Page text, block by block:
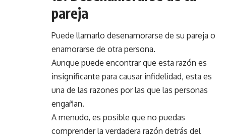
pareja
Puede llamarlo desenamorarse de su pareja o
enamorarse de otra persona.
Aunque puede encontrar que esta razón es
insignificante para causar infidelidad, esta es
una de las razones por las que las personas
engañan.
A menudo, es posible que no puedas
comprender la verdadera razón detrás del